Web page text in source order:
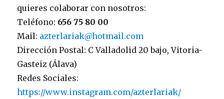
quieres colaborar con nosotros:
Teléfono: 656 75 80 00
Mail: azterlariak@hotmail.com
Dirección Postal: C Valladolid 20 bajo, Vitoria-
Gasteiz (Álava)
Redes Sociales:
https://www.instagram.com/azterlariak/